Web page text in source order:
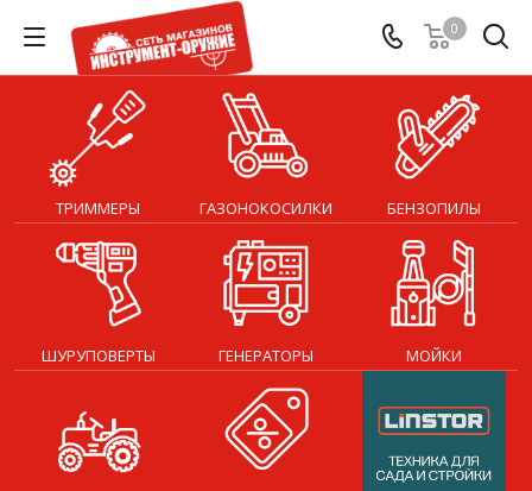
0
ТРИММЕРЫ ГАЗОНОКОСИЛКИ БЕНЗОПИЛЫ
ШУРУПОВЕРТЫ ГЕНЕРАТОРЫ МОЙКИ